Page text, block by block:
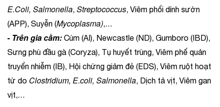
E.Coli, Salmonella, Streptococcus, Viêm phổi dính sườn
(APP), Suyễn (Mycoplasma),…
- Trên gia cầm: Cúm (AI), Newcastle (ND), Gumboro (IBD),
Sưng phù đầu gà (Coryza), Tụ huyết trùng, Viêm phế quản
truyển nhiễm (IB), Hội chứng giảm đẻ (EDS), Viêm ruột hoạt
tử do Clostridium, E.coli, Salmonella, Dịch tả vịt, Viêm gan
vịt,…